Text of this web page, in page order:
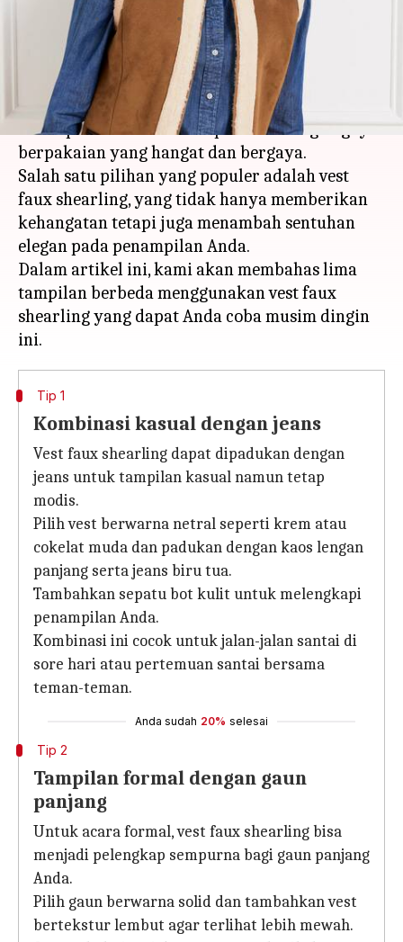
Bob Jan 20, 2026 09:37 am
Apa ceritanya
Musim dingin di India menawarkan
kesempatan untuk bereksperimen dengan gaya
berpakaian yang hangat dan bergaya.
Salah satu pilihan yang populer adalah vest
faux shearling, yang tidak hanya memberikan
kehangatan tetapi juga menambah sentuhan
elegan pada penampilan Anda.
Dalam artikel ini, kami akan membahas lima
tampilan berbeda menggunakan vest faux
shearling yang dapat Anda coba musim dingin
Tip 1
Kombinasi kasual dengan jeans
Vest faux shearling dapat dipadukan dengan
jeans untuk tampilan kasual namun tetap
modis.
Pilih vest berwarna netral seperti krem atau
cokelat muda dan padukan dengan kaos lengan
panjang serta jeans biru tua.
Tambahkan sepatu bot kulit untuk melengkapi
penampilan Anda.
Kombinasi ini cocok untuk jalan-jalan santai di
sore hari atau pertemuan santai bersama
teman-teman.
Anda sudah 20% selesai
Tip 2
Tampilan formal dengan gaun
panjang
Untuk acara formal, vest faux shearling bisa
menjadi pelengkap sempurna bagi gaun panjang
Anda.
Pilih gaun berwarna solid dan tambahkan vest
bertekstur lembut agar terlihat lebih mewah.